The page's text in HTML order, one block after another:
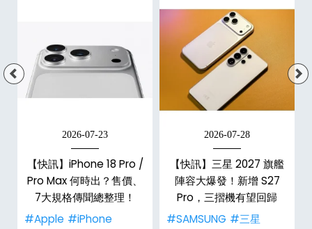
2026-07-23
【快訊】iPhone 18 Pro /
Pro Max 何時出？售價、
7大規格傳聞總整理！
#Apple #iPhone
2026-07-28
【快訊】三星 2027 旗艦
陣容大爆發！新增 S27
Pro，三摺機有望回歸
#SAMSUNG #三星